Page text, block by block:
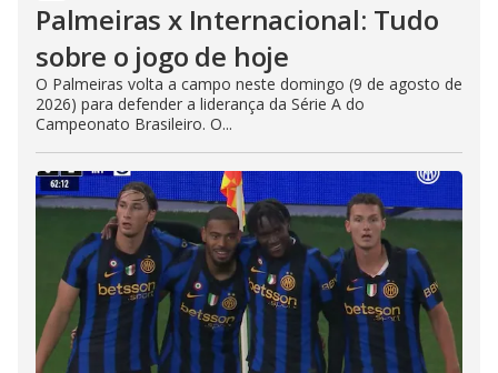
Palmeiras x Internacional: Tudo
sobre o jogo de hoje
O Palmeiras volta a campo neste domingo (9 de agosto de
2026) para defender a liderança da Série A do
Campeonato Brasileiro. O...